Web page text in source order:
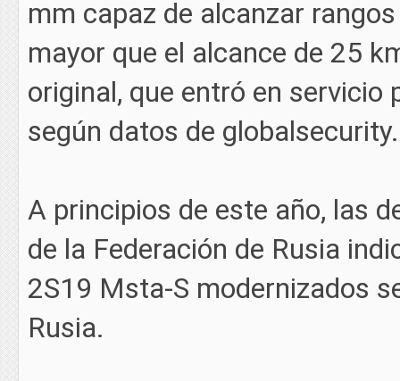
mm capaz de alcanzar
mayor que el alcance de 25
original, que entró en servicio
según datos de
A principios de este año, las
de la Federación de Rusia
2S19 Msta-S modernizados
Rusia.